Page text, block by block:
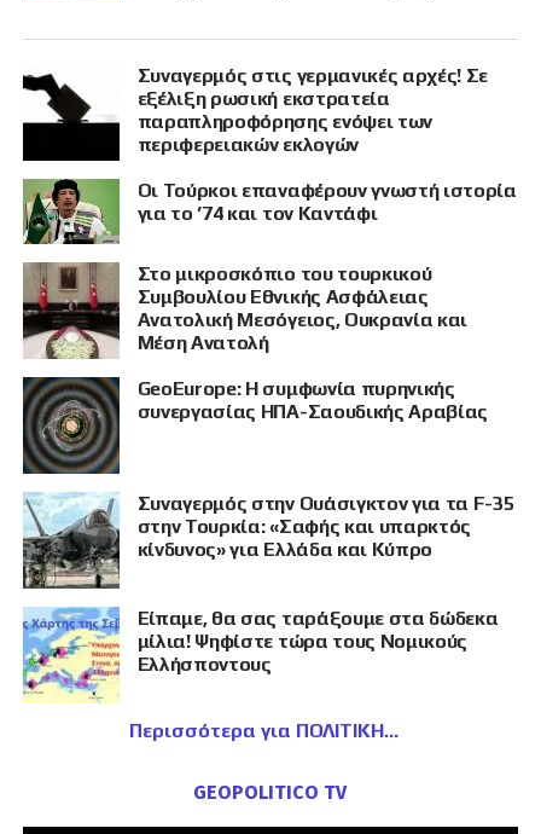
Συναγερμός στις γερμανικές αρχές! Σε
εξέλιξη ρωσική εκστρατεία
παραπληροφόρησης ενόψει των
περιφερειακών εκλογών
Οι Τούρκοι επαναφέρουν γνωστή ιστορία
για το ’74 και τον Καντάφι
Στο μικροσκόπιο του τουρκικού
Συμβουλίου Εθνικής Ασφάλειας
Ανατολική Μεσόγειος, Ουκρανία και
Μέση Ανατολή
GeoEurope: Η συμφωνία πυρηνικής
συνεργασίας ΗΠΑ-Σαουδικής Αραβίας
Συναγερμός στην Ουάσιγκτον για τα F-35
στην Τουρκία: «Σαφής και υπαρκτός
κίνδυνος» για Ελλάδα και Κύπρο
Είπαμε, θα σας ταράξουμε στα δώδεκα
μίλια! Ψηφίστε τώρα τους Νομικούς
Ελλήσποντους
Περισσότερα για ΠΟΛΙΤΙΚΗ
GEOPOLITICO TV